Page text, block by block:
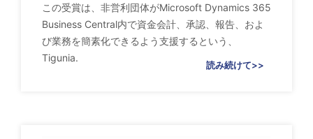
この受賞は、非営利団体がMicrosoft Dynamics 365
Business Central内で資金会計、承認、報告、およ
び業務を簡素化できるよう支援するという、
Tigunia.
読み続けて>>